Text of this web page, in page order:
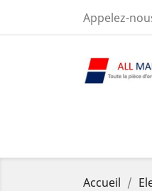
Appelez-
Accueil